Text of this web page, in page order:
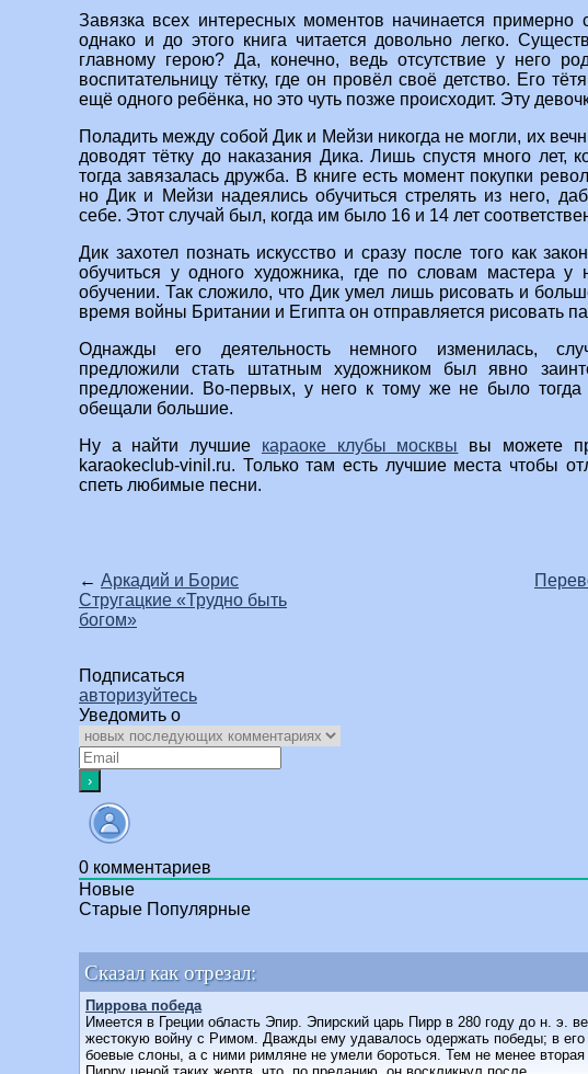
Завязка всех интересных моментов начинается примерно
однако и до этого книга читается довольно легко.
главному герою? Да, конечно, ведь отсутствие у него
воспитательницу тётку, где он провёл своё детство. Его
ещё одного ребёнка, но это чуть позже происходит. Эту
Поладить между собой Дик и Мейзи никогда не могли, их
доводят тётку до наказания Дика. Лишь спустя много лет,
тогда завязалась дружба. В книге есть момент покупки
но Дик и Мейзи надеялись обучиться стрелять из него,
себе. Этот случай был, когда им было 16 и 14 лет
Дик захотел познать искусство и сразу после того как
обучиться у одного художника, где по словам мастера у
обучении. Так сложило, что Дик умел лишь рисовать и
время войны Британии и Египта он отправляется рисовать
Однажды его деятельность немного изменилась,
предложили стать штатным художником был явно
предложении. Во-первых, у него к тому же не было тогда
обещали большие.
Ну а найти лучшие караоке клубы москвы вы можете
karaokeclub-vinil.ru. Только там есть лучшие места чтобы
спеть любимые песни.
← Аркадий и Борис
Стругацкие «Трудно быть
богом»
Подписаться
авторизуйтесь
Уведомить о
0 комментариев
Новые
Старые Популярные
Сказал как отрезал:
Пиррова победа
Имеется в Греции область Эпир. Эпирский царь Пирр в 280 году до н. э.
жестокую войну с Римом. Дважды ему удавалось одержать победы; в его
боевые слоны, а с ними римляне не умели бороться. Тем не менее